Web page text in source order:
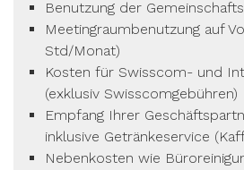
Benutzung der
Meetingraumbenutzung auf
Std/Monat)
Kosten für Swisscom- und
(exklusiv Swisscomgebühren)
Empfang Ihrer
inklusive Getränkeservice
Nebenkosten wie